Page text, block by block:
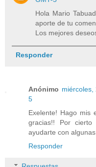
Hola Mario
aporte de tu
Los mejores
Responder
Anónimo miércoles,
5
Exelente! Hago mis
gracias!! Por
ayudarte con
Responder